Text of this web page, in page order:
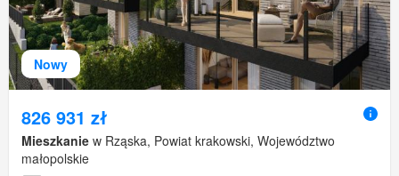
Nowy
826 931 zł
Mieszkanie w Rząska, Powiat krakowski, Województwo
małopolskie